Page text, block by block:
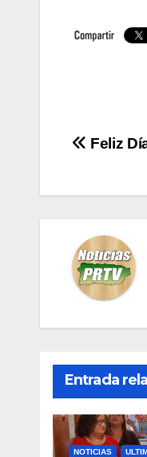
Feliz
Entrada
NOTICIAS